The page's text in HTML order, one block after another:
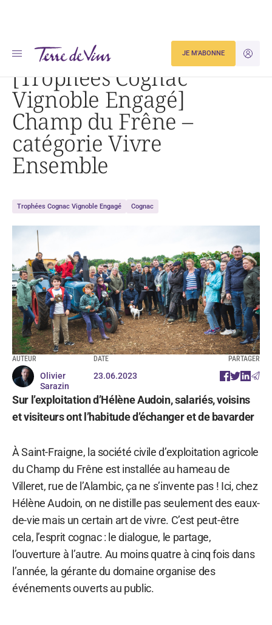
JE
JE M'ABONNE
Accueil
Actualités
[Trophées Cognac Vignoble Engagé] Champ du Frêne – catégorie Vivre Ensemble
[Trophées Cognac
Vignoble Engagé]
Champ du Frêne –
catégorie Vivre
Ensemble
Trophées Cognac Vignoble Engagé Cognac
AUTEUR
Olivier
Sarazin
DATE
23.06.2023
PARTAGER
Sur l’exploitation d’Hélène Audoin, salariés, voisins
et visiteurs ont l’habitude d’échanger et de bavarder
À Saint-Fraigne, la société civile d’exploitation agricole
du Champ du Frêne est installée au hameau de
Villeret, rue de l’Alambic, ça ne s’invente pas ! Ici, chez
Hélène Audoin, on ne distille pas seulement des eaux-
de-vie mais un certain art de vivre. C’est peut-être
cela, l’esprit cognac : le dialogue, le partage,
l’ouverture à l’autre. Au moins quatre à cinq fois dans
l’année, la gérante du domaine organise des
événements ouverts au public.